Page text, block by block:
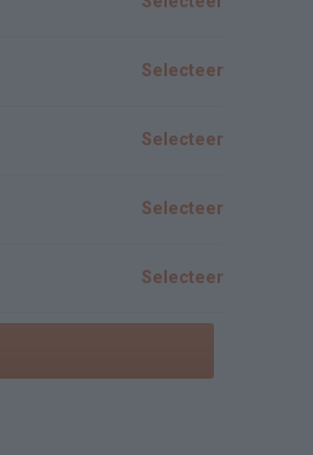
Selecteer
Selecteer
Selecteer
Selecteer